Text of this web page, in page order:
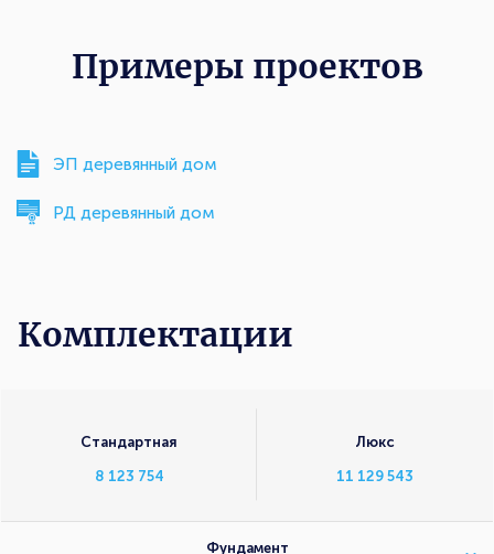
Примеры проектов
ЭП деревянный дом
РД деревянный дом
Комплектации
Стандартная
8 123 754
Люкс
11 129 543
Фундамент